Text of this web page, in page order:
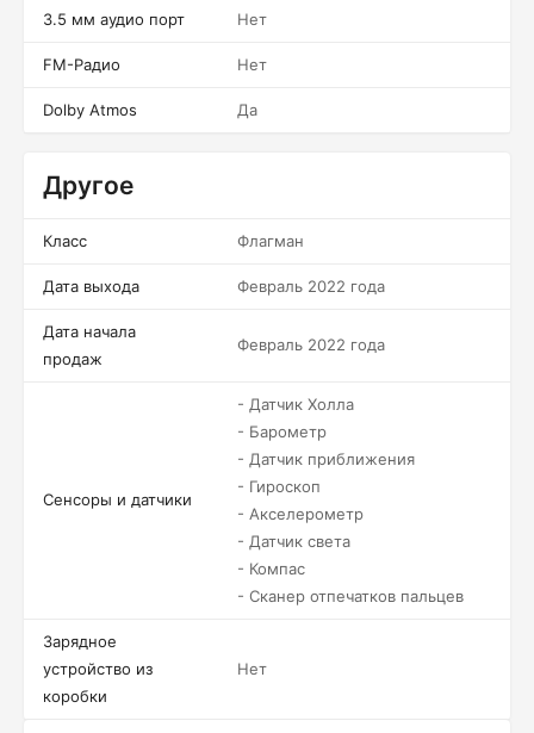
3.5 мм аудио порт Нет
FM-Радио Нет
Dolby Atmos Да
Другое
Класс Флагман
Дата выхода Февраль 2022 года
Дата начала
продаж
Февраль 2022 года
Сенсоры и датчики
- Датчик Холла
- Барометр
- Датчик приближения
- Гироскоп
- Акселерометр
- Датчик света
- Компас
- Сканер отпечатков пальцев
Зарядное
устройство из
коробки
Нет